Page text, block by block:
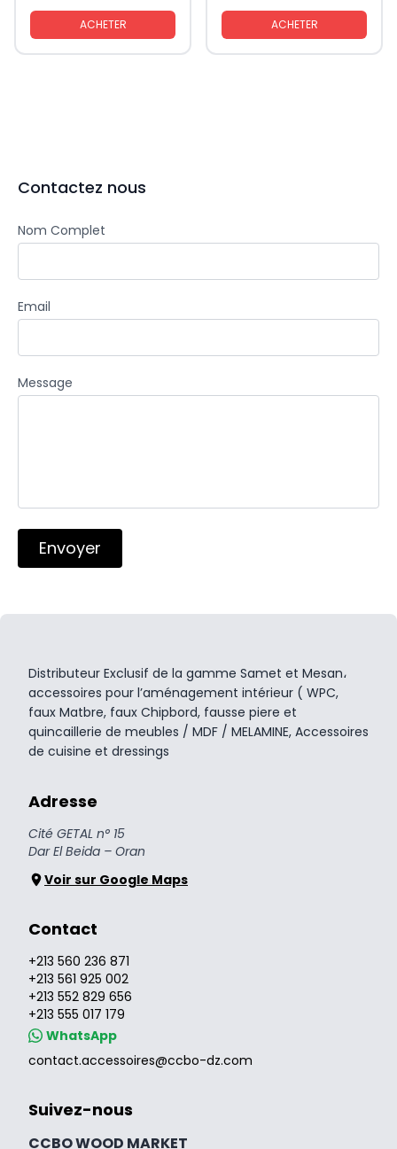
ACHETER ACHETER
Contactez nous
Nom Complet
Email
Message
Envoyer
Distributeur Exclusif de la gamme Samet et Mesan،
accessoires pour l’aménagement intérieur ( WPC,
faux Matbre, faux Chipbord, fausse piere et
quincaillerie de meubles / MDF / MELAMINE, Accessoires
de cuisine et dressings
Adresse
Cité GETAL n° 15
Dar El Beida – Oran
Voir sur Google Maps
Contact
+213 560 236 871
+213 561 925 002
+213 552 829 656
+213 555 017 179
WhatsApp
contact.accessoires@ccbo-dz.com
Suivez-nous
CCBO WOOD MARKET